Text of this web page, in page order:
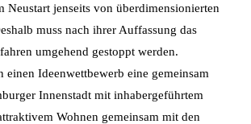
Neustart jenseits von überdimensionierten
muss nach ihrer Auffassung das
umgehend gestoppt werden.
einen Ideenwettbewerb eine gemeinsam
Innenstadt mit inhabergeführtem
Wohnen gemeinsam mit den